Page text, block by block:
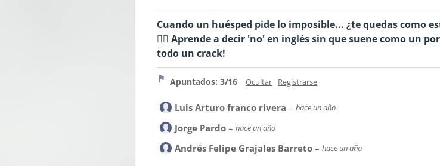
Cuando un huésped pide lo imposible... ¿te quedas como
🦸‍♂️ Aprende a decir 'no' en inglés sin que suene como un
todo un crack!
Apuntados: 3/16 Ocultar Registrarse
Luis Arturo franco rivera –hace un año
Jorge Pardo –hace un año
Andrés Felipe Grajales Barreto –hace un año